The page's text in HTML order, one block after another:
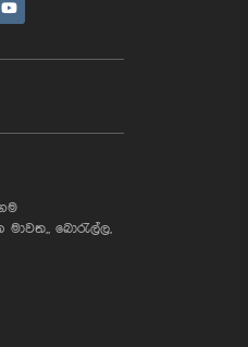
මාවත,, බොරැල්ල,
Bee, Your AI
above to talk
and I'll be happy to